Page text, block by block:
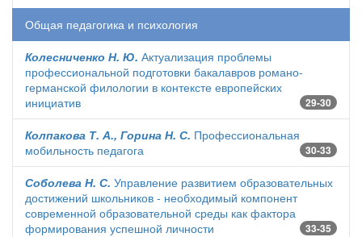
Общая педагогика и психология
Колесниченко Н. Ю. Актуализация проблемы
профессиональной подготовки бакалавров романо-
германской филологии в контексте европейских
инициатив
29-30
Колпакова Т. А., Горина Н. С. Профессиональная
мобильность педагога
30-33
Соболева Н. С. Управление развитием образовательных
достижений школьников - необходимый компонент
современной образовательной среды как фактора
формирования успешной личности
33-35